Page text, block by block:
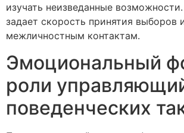
изучать неизведанные
задает скорость принятия выборов
межличностным контактам.
Эмоциональный
роли
поведенческих